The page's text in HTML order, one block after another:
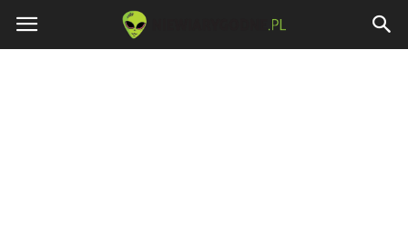
Niewiarygodne.pl